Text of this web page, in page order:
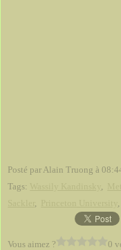
Posté par Alain Truong à
Tags:
,
, ,
Vous aimez ? 0